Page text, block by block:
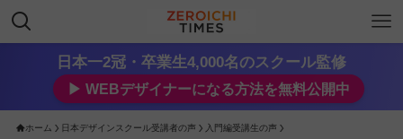
日本一2冠・卒業生4,000名のスクール監修
▶︎ WEBデザイナーになる方法を無料公開中
ホーム 日本デザインスクール受講者の声 入門編受講生の声